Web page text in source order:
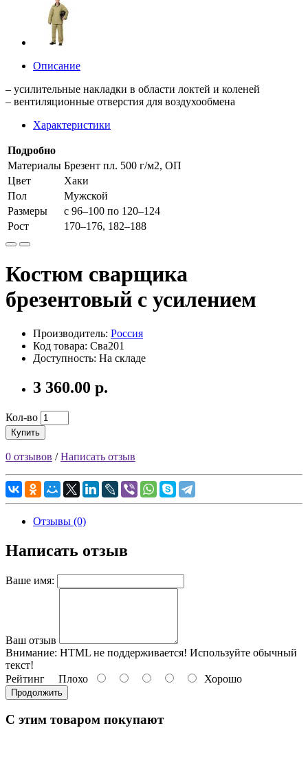
Описание
– усилительные накладки в области локтей и коленей
– вентиляционные отверстия для воздухообмена
Характеристики
Подробно
Материалы Брезент пл. 500 г/м2, ОП
Цвет
Хаки
Пол
Мужской
Размеры
с 96–100 по 120–124
Рост
170–176, 182–188
Костюм сварщика
брезентовый с усилением
Производитель: Россия
Код товара: Сва201
Доступность: На складе
3 360.00 р.
Кол-во
Купить
0 отзывов /Написать отзыв
Отзывы (0)
Написать отзыв
Ваше имя:
Ваш отзыв
Внимание: HTML не поддерживается! Используйте обычный
текст!
Рейтинг Плохо Хорошо
Продолжить
С этим товаром покупают